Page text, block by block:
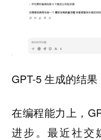
GPT-5 生成的结果
在编程能力上，
进步。最近社交